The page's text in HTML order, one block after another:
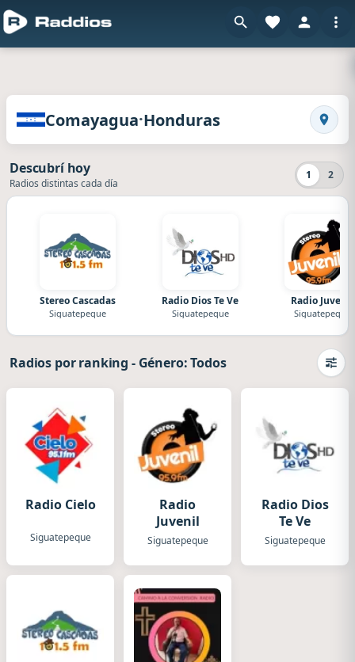
Radios de Comayagua · Hondurasen Raddios
Comayagua·Honduras
1 2
Descubrí hoy
Radios distintas cada día
Stereo Cascadas
Siguatepeque
Radio Dios Te Ve
Siguatepeque
Radio Juvenil
Siguatepeque
Radios por ranking - Género: Todos
Radio Cielo
Siguatepeque
Radio
Juvenil
Siguatepeque
Radio Dios
Te Ve
Siguatepeque